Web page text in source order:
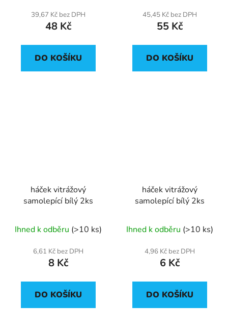
39,67 Kč bez DPH
48 Kč
DO KOŠÍKU
45,45 Kč bez DPH
55 Kč
DO KOŠÍKU
háček vitrážový
samolepící bílý 2ks
Ihned k odběru (>10 ks)
6,61 Kč bez DPH
8 Kč
DO KOŠÍKU
háček vitrážový
samolepící bílý 2ks
Ihned k odběru (>10 ks)
4,96 Kč bez DPH
6 Kč
DO KOŠÍKU